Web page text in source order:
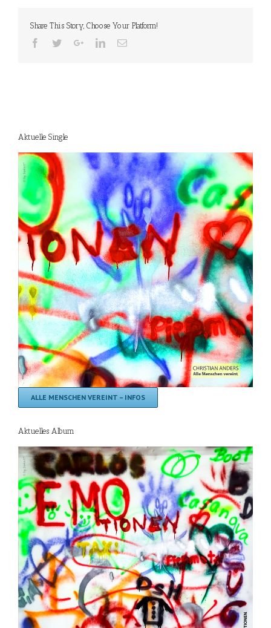
Share This Story, Choose Your Platform!
Aktuelle Single
ALLE MENSCHEN VEREINT – INFOS
Aktuelles Album